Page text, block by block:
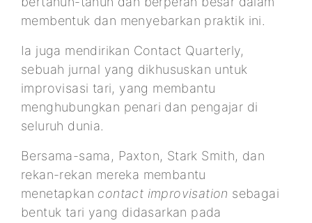
membentuk dan menyebarkan praktik ini.
Ia juga mendirikan Contact Quarterly,
sebuah jurnal yang dikhususkan untuk
improvisasi tari, yang membantu
menghubungkan penari dan pengajar di
seluruh dunia.
Bersama-sama, Paxton, Stark Smith, dan
rekan-rekan mereka membantu
menetapkan contact improvisation sebagai
bentuk tari yang didasarkan pada